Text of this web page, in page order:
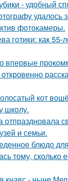
- удобный
удалось
фотокамеры.
готики: как
впервые
кот
школу.
и семьи.
блюдо
тому,